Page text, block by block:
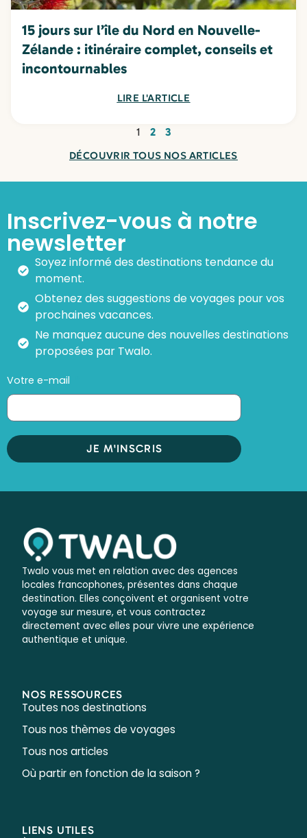
15 jours sur l’île du Nord en Nouvelle-
Zélande : itinéraire complet, conseils et
incontournables
LIRE L'ARTICLE
1 2 3
DÉCOUVRIR TOUS NOS ARTICLES
Inscrivez-vous à notre
newsletter
Soyez informé des destinations tendance du
moment.
Obtenez des suggestions de voyages pour vos
prochaines vacances.
Ne manquez aucune des nouvelles destinations
proposées par Twalo.
Votre e-mail
JE M'INSCRIS
Twalo vous met en relation avec des agences
locales francophones, présentes dans chaque
destination. Elles conçoivent et organisent votre
voyage sur mesure, et vous contractez
directement avec elles pour vivre une expérience
authentique et unique.
NOS RESSOURCES
Toutes nos destinations
Tous nos thèmes de voyages
Tous nos articles
Où partir en fonction de la saison ?
LIENS UTILES